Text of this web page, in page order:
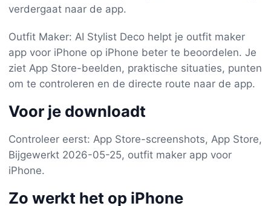
verdergaat naar de app.
Outfit Maker: AI Stylist Deco helpt je outfit maker
app voor iPhone op iPhone beter te beoordelen. Je
ziet App Store-beelden, praktische situaties, punten
om te controleren en de directe route naar de app.
Voor je downloadt
Controleer eerst: App Store-screenshots, App Store,
Bijgewerkt 2026-05-25, outfit maker app voor
iPhone.
Zo werkt het op iPhone